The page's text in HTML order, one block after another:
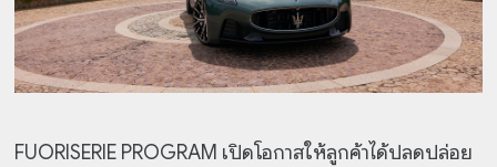
FUORISERIE PROGRAM เปิดโอกาสให้ลูกค้าได้ปลดปล่อย